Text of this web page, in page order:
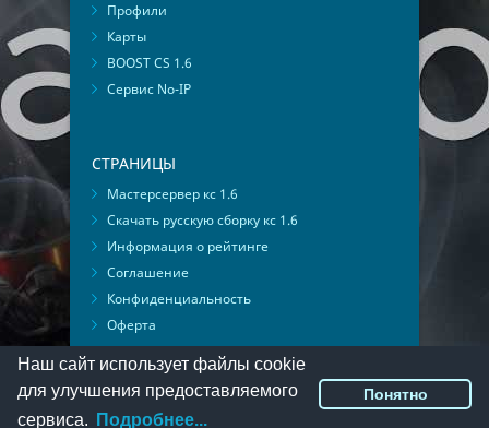
Профили
Карты
BOOST CS 1.6
Сервис No-IP
СТРАНИЦЫ
Мастерсервер кс 1.6
Скачать русскую сборку кс 1.6
Информация о рейтинге
Соглашение
Конфиденциальность
Оферта
Мониторинг ВКонтакте
© 2016-2026 Мы ВКонтакте
Наш сайт использует файлы cookie
для улучшения предоставляемого
сервиса.
Подробнее...
Понятно